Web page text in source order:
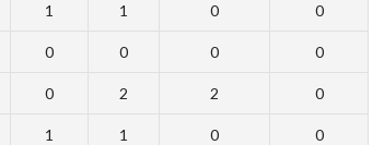
1 1 0 0
0 0 0 0
0 2 2 0
1 1 0 0